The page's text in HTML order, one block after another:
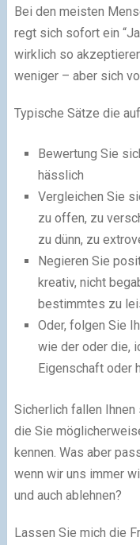
Bei den meisten
regt sich sofort ein
wirklich so
weniger – aber sich
Typische Sätze die
Bewertung Sie
hässlich
Vergleichen Sie
zu offen, zu
zu dünn, zu
Negieren Sie
kreativ, nicht
bestimmtes zu
Oder, folgen Sie
wie der oder die,
Eigenschaft oder
Sicherlich fallen
die Sie
kennen. Was aber
wenn wir uns immer
und auch ablehnen?
Lassen Sie mich die